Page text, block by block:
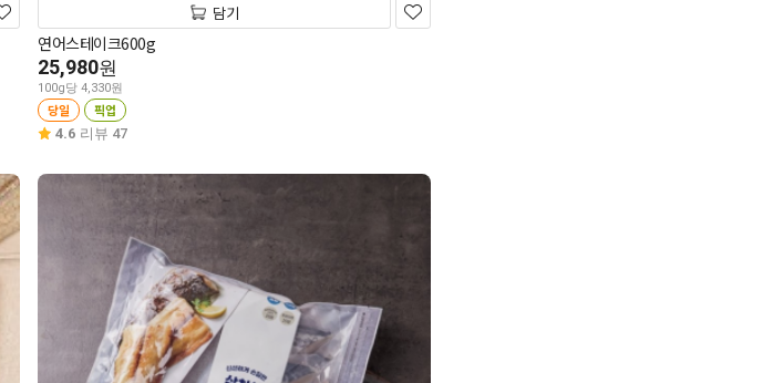
담기
연어스테이크600g
25,980원
100g당 4,330원
당일 픽업
4.6 리뷰 47